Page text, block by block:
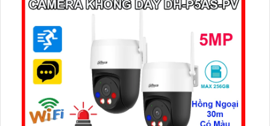
ứng dụng, Tapo C100 mang đến sự an tâm trọn vẹn
chỉ trong vài thao tác giá rẻ.